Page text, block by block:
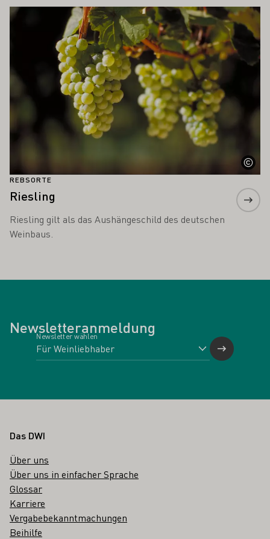
REBSORTE
Riesling
Riesling gilt als das Aushängeschild des deutschen
Weinbaus.
Mehr erfahren
Newsletteranmeldung
Newsletter wählen
Fußbereich
Das DWI
Über uns
Über uns in einfacher Sprache
Glossar
Karriere
Vergabebekanntmachungen
Beihilfe